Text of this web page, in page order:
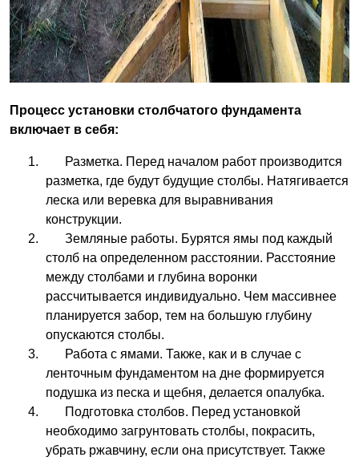
Процесс установки столбчатого фундамента
включает в себя:
Разметка. Перед началом работ производится
разметка, где будут будущие столбы. Натягивается
леска или веревка для выравнивания
конструкции.
Земляные работы. Бурятся ямы под каждый
столб на определенном расстоянии. Расстояние
между столбами и глубина воронки
рассчитывается индивидуально. Чем массивнее
планируется забор, тем на большую глубину
опускаются столбы.
Работа с ямами. Также, как и в случае с
ленточным фундаментом на дне формируется
подушка из песка и щебня, делается опалубка.
Подготовка столбов. Перед установкой
необходимо загрунтовать столбы, покрасить,
убрать ржавчину, если она присутствует. Также